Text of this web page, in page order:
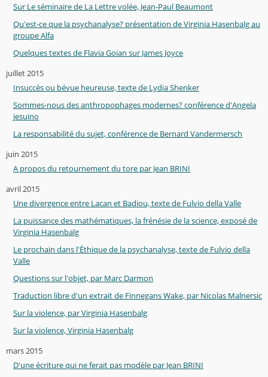
Sur Le séminaire de La Lettre volée, Jean-Paul Beaumont
Qu'est-ce que la psychanalyse? présentation de Virginia Hasenbalg au
groupe Alfa
Quelques textes de Flavia Goian sur James Joyce
juillet 2015
Insuccès ou bévue heureuse, texte de Lydia Shenker
Sommes-nous des anthropophages modernes? conférence d'Angela
jesuino
La responsabilité du sujet, conférence de Bernard Vandermersch
juin 2015
A propos du retournement du tore par Jean BRINI
avril 2015
Une divergence entre Lacan et Badiou, texte de Fulvio della Valle
La puissance des mathématiques, la frénésie de la science, exposé de
Virginia Hasenbalg
Le prochain dans l'Éthique de la psychanalyse, texte de Fulvio della
Valle
Questions sur l'objet, par Marc Darmon
Traduction libre d'un extrait de Finnegans Wake, par Nicolas Malnersic
Sur la violence, par Virginia Hasenbalg
Sur la violence, Virginia Hasenbalg
mars 2015
D'une écriture qui ne ferait pas modèle par Jean BRINI